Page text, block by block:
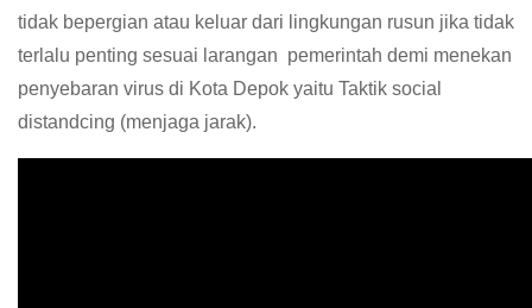
tidak bepergian atau keluar dari lingkungan rusun jika tidak
terlalu penting sesuai larangan pemerintah demi menekan
penyebaran virus di Kota Depok yaitu Taktik social
distandcing (menjaga jarak).